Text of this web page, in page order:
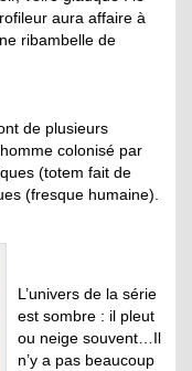
aura affaire à
ribambelle de
de plusieurs
colonisé par
(totem fait de
(fresque humaine).
L’univers de la série
est sombre : il pleut
ou neige souvent…Il
n’y a pas beaucoup